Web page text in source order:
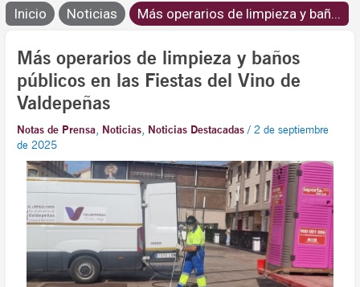
Inicio Noticias Más operarios de limpieza y bañ...
Más operarios de limpieza y baños
públicos en las Fiestas del Vino de
Valdepeñas
Notas de Prensa, Noticias, Noticias Destacadas /2 de septiembre
de 2025